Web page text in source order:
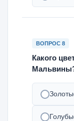
ВОПРОС 8
Какого